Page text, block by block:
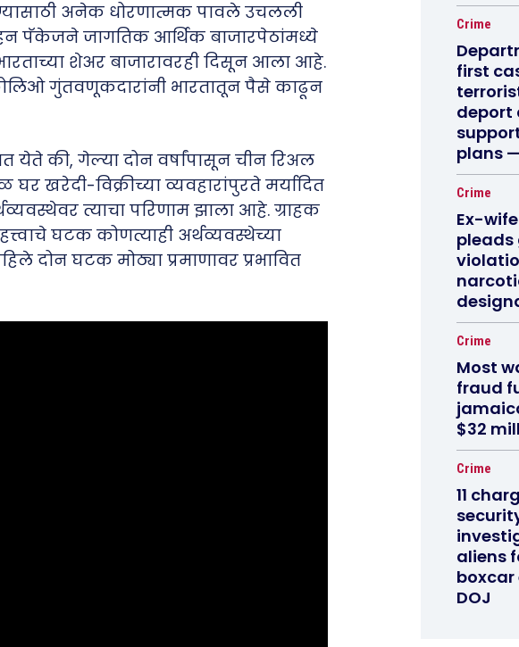
अनेक धोरणात्मक पावले उचलली
पॅकेजने जागतिक आर्थिक बाजारपेठांमध्ये
शेअर बाजारावरही दिसून आला आहे.
गुंतवणूकदारांनी भारतातून पैसे काढून
येते की, गेल्या दोन वर्षांपासून चीन रिअल
विक्रीच्या व्यवहारांपुरते मर्यादित
त्याचा परिणाम झाला आहे. ग्राहक
घटक कोणत्याही अर्थव्यवस्थेच्या
दोन घटक मोठ्या प्रमाणावर प्रभावित
Crime
first
deport
plans
Crime
Ex-
Crime
Most
fraud
$32
Crime
11
aliens
boxcar
DOJ